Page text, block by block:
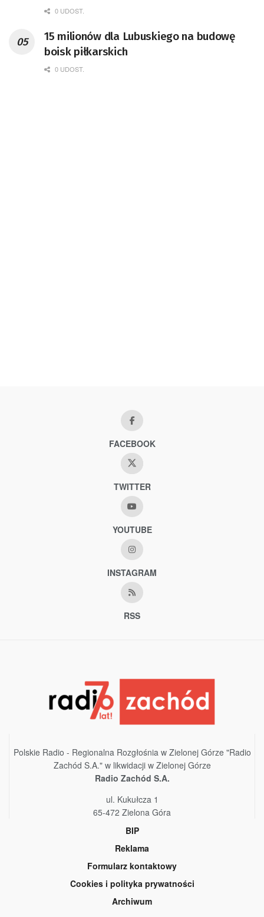
0 UDOST.
15 milionów dla Lubuskiego na budowę
boisk piłkarskich
0 UDOST.
FACEBOOK
TWITTER
YOUTUBE
INSTAGRAM
RSS
Polskie Radio - Regionalna Rozgłośnia w Zielonej Górze "Radio
Zachód S.A." w likwidacji w Zielonej Górze
Radio Zachód S.A.
ul. Kukułcza 1
65-472 Zielona Góra
BIP
Reklama
Formularz kontaktowy
Cookies i polityka prywatności
Archiwum